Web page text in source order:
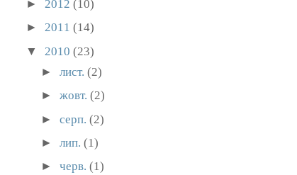
► 2012(10)
►2011(14)
▼ 2010(23)
► лист. (2)
► жовт. (2)
► серп. (2)
► лип. (1)
► черв. (1)